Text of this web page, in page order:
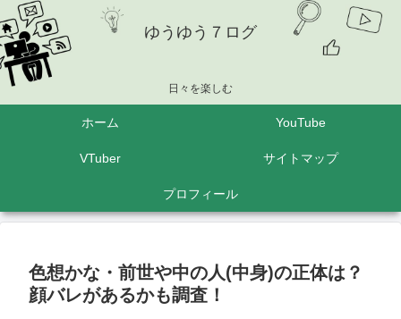
ゆうゆう７ログ
日々を楽しむ
ホーム YouTube
VTuber サイトマップ
プロフィール
色想かな・前世や中の人(中身)の正体は？
顔バレがあるかも調査！